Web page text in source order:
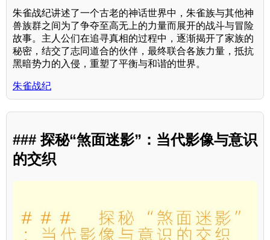
朱雀战纪讲述了一个古老的神话世界中，朱雀族与其他神
兽族群之间为了争夺至高无上的力量而展开的战斗与冒险
故事。主人公们在追寻真相的过程中，逐渐揭开了家族的
秘密，结交了志同道合的伙伴，最终联合各族力量，抵抗
黑暗势力的入侵，重塑了平衡与和谐的世界。
朱雀战纪
### 探秘“煞面迷影”：当代影像与意识
的交织